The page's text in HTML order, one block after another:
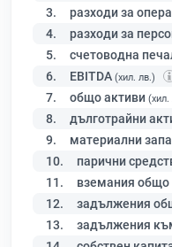
3. разходи за
4. разходи за
5. счетоводна
6. EBITDA (хил. лв.)
7. общо активи (хил.
8. дълготрайни
9. материални
10. парични
11. вземания общо
12. задължения
13. задължения